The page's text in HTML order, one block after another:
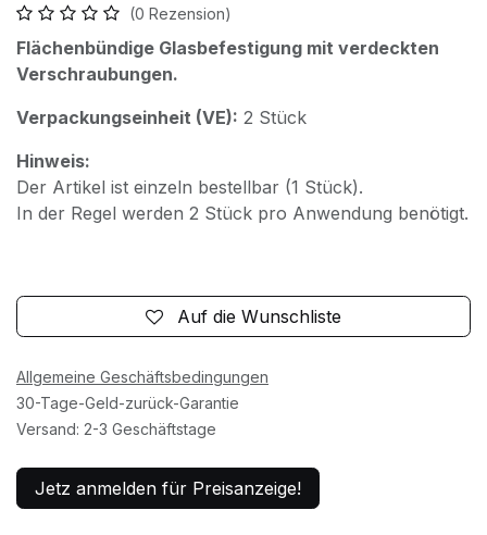
(0 Rezension)
Flächenbündige Glasbefestigung mit verdeckten
Verschraubungen.
Verpackungseinheit (VE): 2 Stück
Hinweis:
Der Artikel ist einzeln bestellbar (1 Stück).
In der Regel werden 2 Stück pro Anwendung benötigt.
Auf die Wunschliste
Allgemeine Geschäftsbedingungen
30-Tage-Geld-zurück-Garantie
Versand: 2-3 Geschäftstage
Jetz anmelden für Preisanzeige!